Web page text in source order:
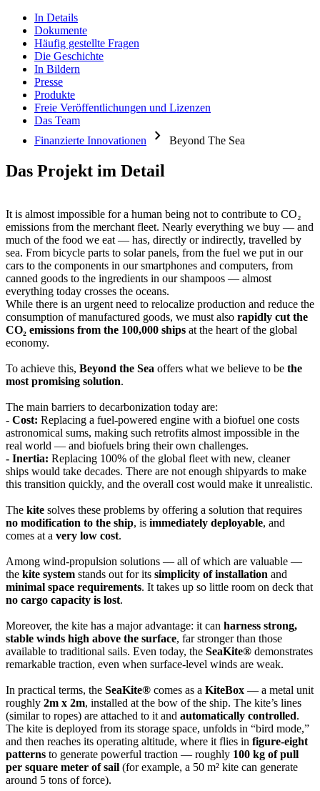
In Details
Dokumente
Häufig gestellte Fragen
Die Geschichte
In Bildern
Presse
Produkte
Freie Veröffentlichungen und Lizenzen
Das Team
Finanzierte Innovationen
chevron_right Beyond The Sea
Das Projekt im Detail
It is almost impossible for a human being not to contribute to CO₂
emissions from the merchant fleet. Nearly everything we buy — and
much of the food we eat — has, directly or indirectly, travelled by
sea. From bicycle parts to solar panels, from the fuel we put in our
cars to the components in our smartphones and computers, from
canned goods to the ingredients in our shampoos — almost
everything today crosses the oceans.
While there is an urgent need to relocalize production and reduce the
consumption of manufactured goods, we must also rapidly cut the
CO₂ emissions from the 100,000 ships at the heart of the global
economy.
To achieve this, Beyond the Sea offers what we believe to be the
most promising solution.
The main barriers to decarbonization today are:
- Cost: Replacing a fuel-powered engine with a biofuel one costs
astronomical sums, making such retrofits almost impossible in the
real world — and biofuels bring their own challenges.
- Inertia: Replacing 100% of the global fleet with new, cleaner
ships would take decades. There are not enough shipyards to make
this transition quickly, and the overall cost would make it unrealistic.
The kite solves these problems by offering a solution that requires
no modification to the ship, is immediately deployable, and
comes at a very low cost.
Among wind-propulsion solutions — all of which are valuable —
the kite system stands out for its simplicity of installation and
minimal space requirements. It takes up so little room on deck that
no cargo capacity is lost.
Moreover, the kite has a major advantage: it can harness strong,
stable winds high above the surface, far stronger than those
available to traditional sails. Even today, the SeaKite® demonstrates
remarkable traction, even when surface-level winds are weak.
In practical terms, the SeaKite® comes as a KiteBox — a metal unit
roughly 2m x 2m, installed at the bow of the ship. The kite’s lines
(similar to ropes) are attached to it and automatically controlled.
The kite is deployed from its storage space, unfolds in “bird mode,”
and then reaches its operating altitude, where it flies in figure-eight
patterns to generate powerful traction — roughly 100 kg of pull
per square meter of sail (for example, a 50 m² kite can generate
around 5 tons of force).